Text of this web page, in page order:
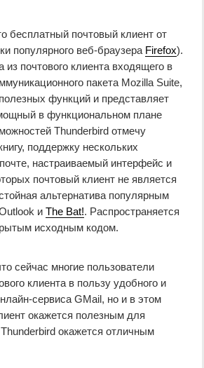
бесплатный почтовый клиент от
популярного веб-браузера Firefox).
почтового клиента входящего в
пакета Mozilla Suite,
функций и представляет
в функциональном плане
Thunderbird отмечу
поддержку нескольких
настраиваемый интерфейс и
почтовый клиент не является
альтернатива популярным
и The Bat!. Распространяется
исходным кодом.
сейчас многие пользователи
клиента в пользу удобного и
сервиса GMail, но и в этом
окажется полезным для
окажется отличным